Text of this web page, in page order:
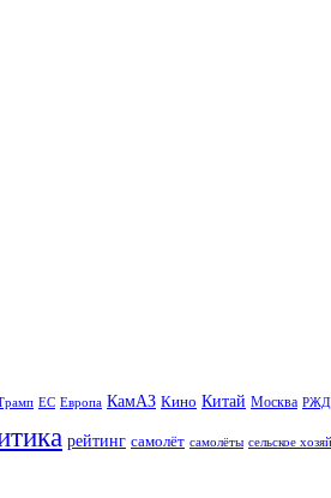
ЕС Европа КамАЗ Кино Китай Москва РЖД
рейтинг самолёт самолёты сельское